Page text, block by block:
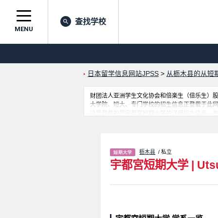
MENU
查找学校
日本留学信息网站JPSS > 从枥木县的从短
财团法人亚洲学生文化协会和倍楽生（倍乐生）
大学院、短大、专门学校的招生信息正登载于此网
这里登载的是宇都宮短期大学的详细招生信息
枥木县 / 私立
宇都宮短期大学 |